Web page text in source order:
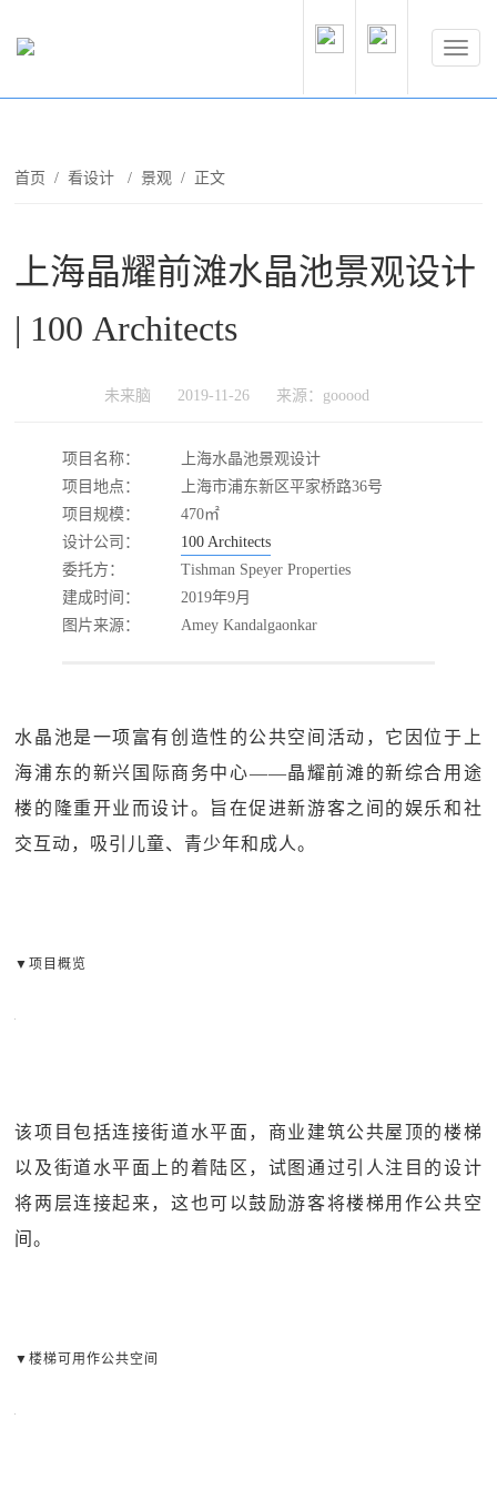
首页 /看设计 / 景观 / 正文
上海晶耀前滩水晶池景观设计
| 100 Architects
未来脑 2019-11-26 来源：gooood
项目名称：
上海水晶池景观设计
项目地点：
上海市浦东新区平家桥路36号
项目规模：
470㎡
设计公司：
100 Architects
委托方：
Tishman Speyer Properties
建成时间：
2019年9月
图片来源：
Amey Kandalgaonkar
水晶池是一项富有创造性的公共空间活动，它因位于上
海浦东的新兴国际商务中心——晶耀前滩的新综合用途
楼的隆重开业而设计。旨在促进新游客之间的娱乐和社
交互动，吸引儿童、青少年和成人。
▼项目概览
该项目包括连接街道水平面，商业建筑公共屋顶的楼梯
以及街道水平面上的着陆区，试图通过引人注目的设计
将两层连接起来，这也可以鼓励游客将楼梯用作公共空
间。
▼楼梯可用作公共空间